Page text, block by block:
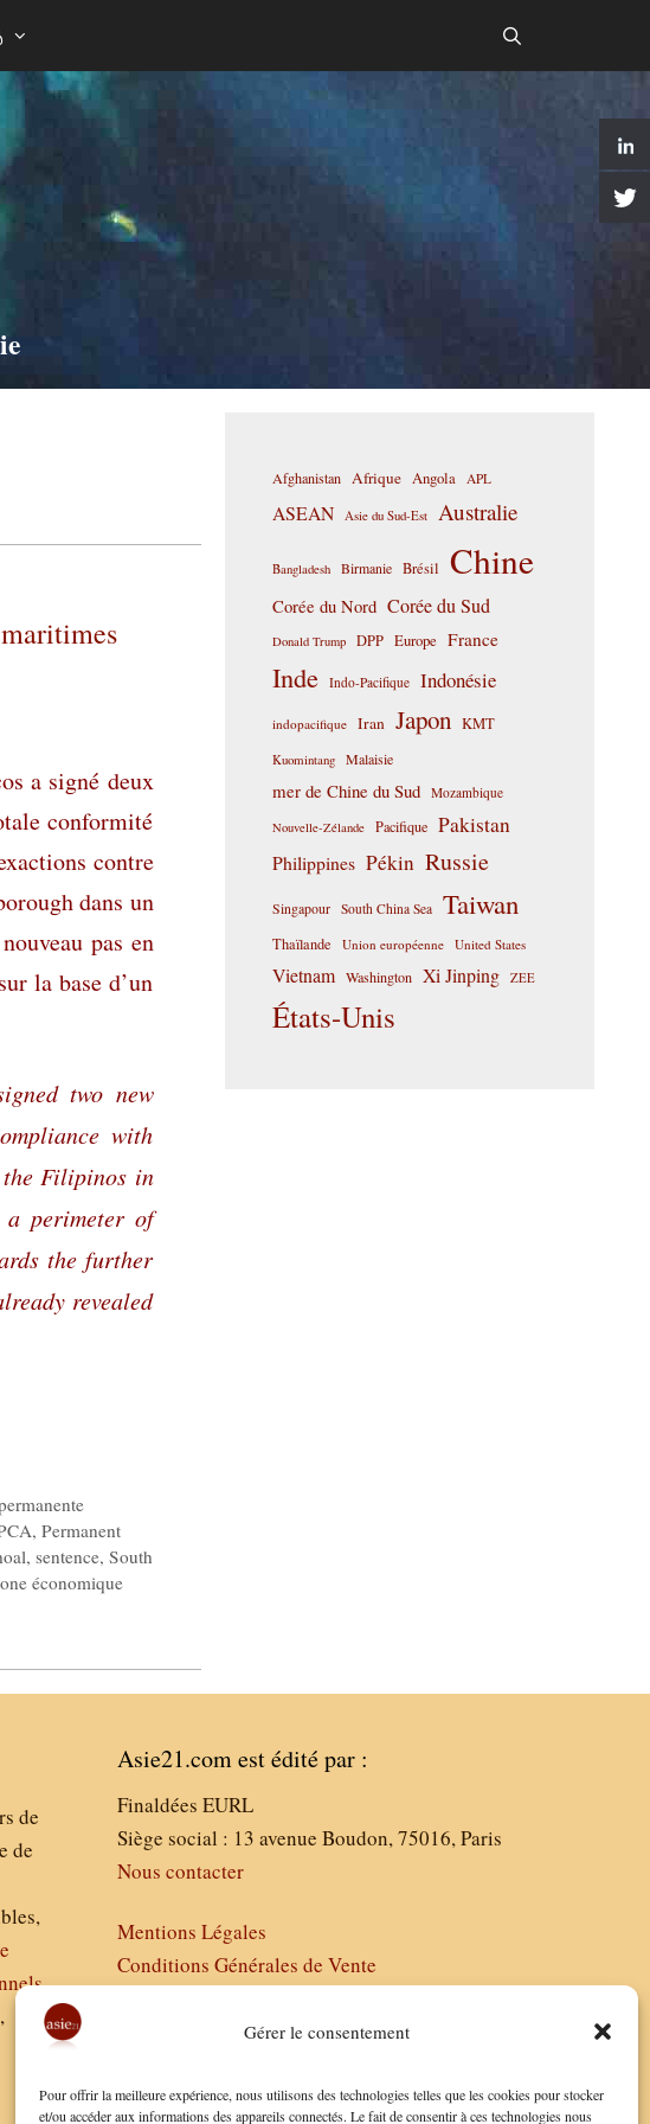
Gérer le consentement
Pour offrir la meilleure expérience, nous utilisons des technologies telles que les cookies pour stocker
et/ou accéder aux informations des appareils connectés. Le fait de consentir à ces technologies nous
a signé deux
conformité
contre
dans un
pas en
la base d’un
two new
with
the Filipinos in
a perimeter of
the further
revealed
, Permanent
, sentence, South
économique
Afghanistan Afrique Angola APL
ASEAN Asie du Sud-Est Australie
Bangladesh Birmanie Brésil Chine
Corée du Nord Corée du Sud
Donald Trump DPP Europe France
Inde Indo-Pacifique Indonésie
indopacifique Iran Japon KMT
Kuomintang Malaisie
mer de Chine du Sud Mozambique
Nouvelle-Zélande Pacifique Pakistan
Philippines Pékin Russie
Singapour South China Sea Taiwan
Thaïlande Union européenne United States
Vietnam Washington Xi Jinping ZEE
États-Unis
de
de
Asie21.com est édité par :
Finaldées EURL
Siège social : 13 avenue Boudon, 75016, Paris
Nous contacter
Mentions Légales
Conditions Générales de Vente